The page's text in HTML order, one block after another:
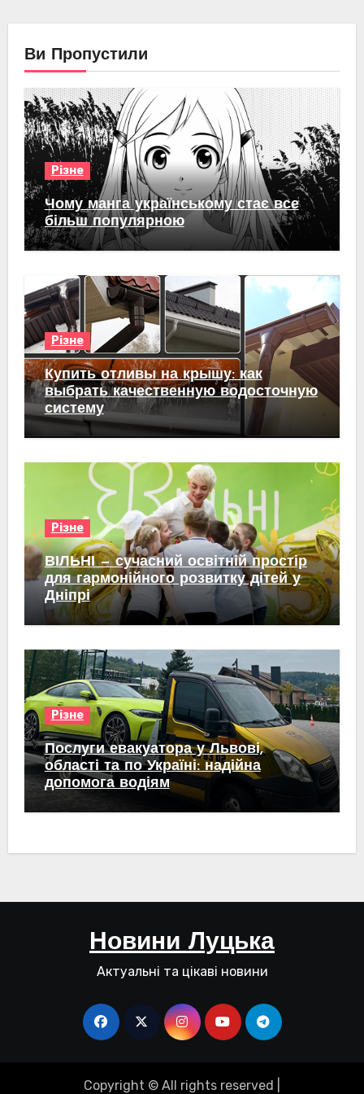
Ви Пропустили
Різне
Чому манга українському стає все
більш популярною
Різне
Купить отливы на крышу: как
выбрать качественную водосточную
систему
Різне
ВІЛЬНІ — сучасний освітній простір
для гармонійного розвитку дітей у
Дніпрі
Різне
Послуги евакуатора у Львові,
області та по Україні: надійна
допомога водіям
Новини Луцька
Актуальні та цікаві новини
Copyright © All rights reserved